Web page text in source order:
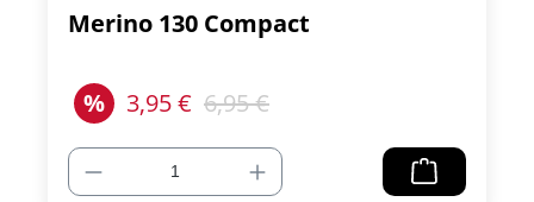
Merino 130 Compact
% 3,95 € 6,95 €